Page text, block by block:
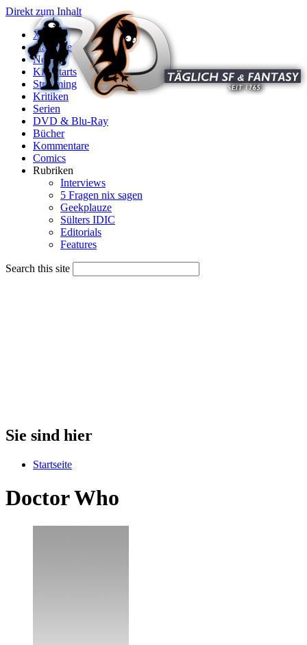
Direkt zum Inhalt
X
Startseite
News
Kinostarts
Streaming
Kritiken
Serien
DVD & Blu-Ray
Bücher
Kommentare
Comics
Rubriken
Interviews
5 Fragen nix sagen
Geekplauze
Sülters IDIC
Editorials
Features
Search this site
Sie sind hier
Startseite
Doctor Who